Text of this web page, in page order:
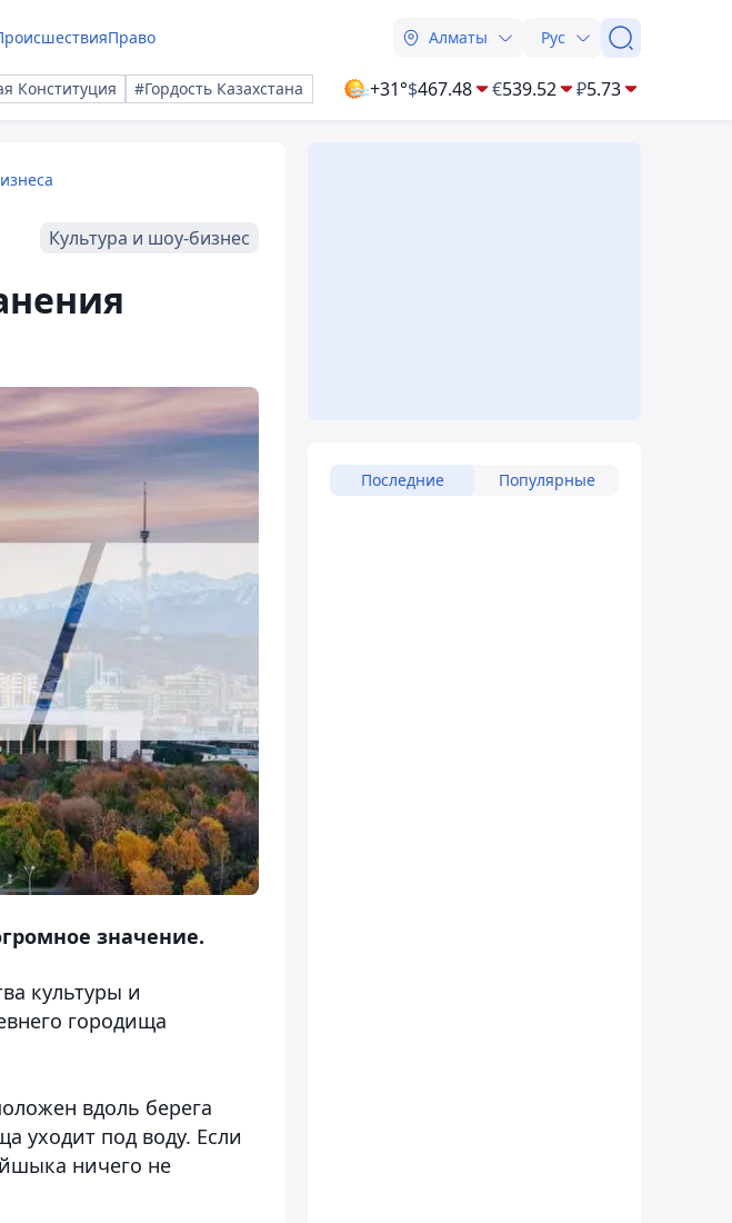
Право Алматы Рус
Конституция #Гордость Казахстана +31°$467.48 €539.52 ₽5.73
Культура и шоу-бизнес
значение.
культуры и
городища
вдоль берега
уходит под воду. Если
ничего не
Последние Популярные